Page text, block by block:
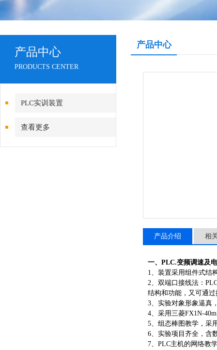
产品中心
PRODUCTS CENTER
PLC实训装置
查看更多
产品中心
产品介绍 相
一、 PLC.变频调速及
1、装置采用组件式结
2、双端口接线法：
结构和功能，又可通
3、实验对象形象逼真
4、采用三菱FX1N-
5、组态棒图教学，采
6、实验项目齐全，含
7、PLC主机的网络教